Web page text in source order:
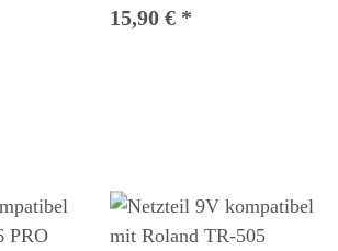
Effektgerät
15,90 € *